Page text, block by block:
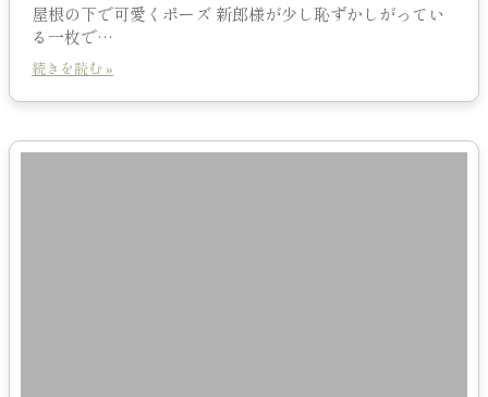
屋根の下で可愛くポーズ 新郎様が少し恥ずかしがってい
る一枚で…
続きを読む »